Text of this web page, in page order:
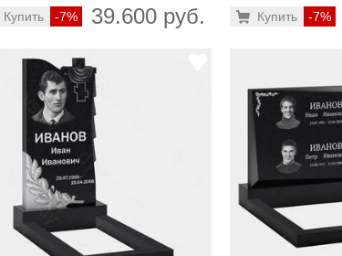
-7% 39.600 руб.
Купить -7%
Купить